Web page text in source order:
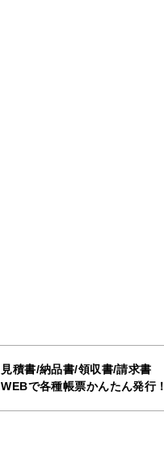
見積書/納品書/領収書/請求書
WEBで各種帳票かんたん発行！